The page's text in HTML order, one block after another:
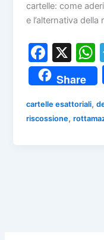
cartelle: come
e l’alternativa
F
a
c
e
b
X
Share
cartelle esattoriali,
riscossione,